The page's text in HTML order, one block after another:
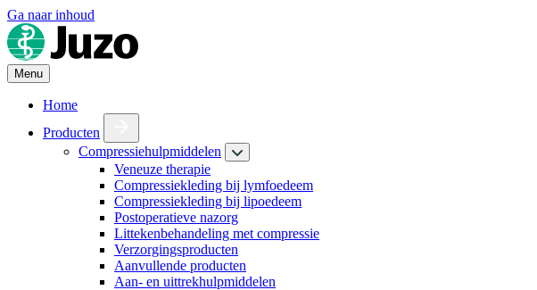
Ga naar inhoud
Menu
Home
Producten
Compressiehulpmiddelen
Veneuze therapie
Compressiekleding bij lymfoedeem
Compressiekleding bij lipoedeem
Postoperatieve nazorg
Littekenbehandeling met compressie
Verzorgingsproducten
Aanvullende producten
Aan- en uittrekhulpmiddelen